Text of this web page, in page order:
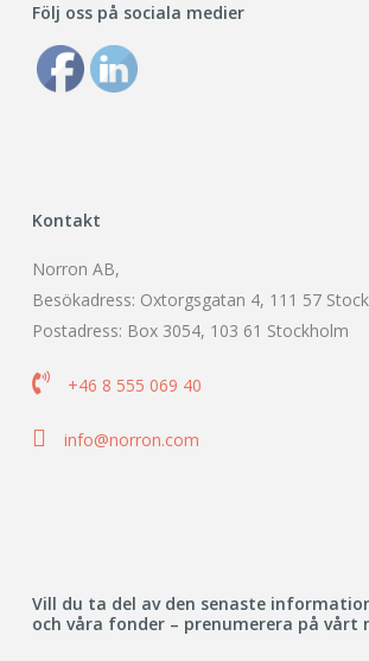
Följ oss på sociala medier
Kontakt
Norron AB,
Besökadress: Oxtorgsgatan 4, 111 57
Postadress: Box 3054, 103 61 Stockholm
 +46 8 555 069 40
 info@norron.com
Vill du ta del av den senaste
och våra fonder – prenumerera på vårt